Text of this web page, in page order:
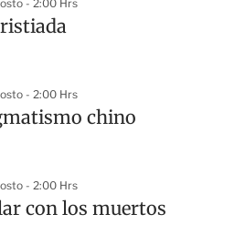
- 2:00 Hrs
- 2:00 Hrs
chino
- 2:00 Hrs
con los muertos